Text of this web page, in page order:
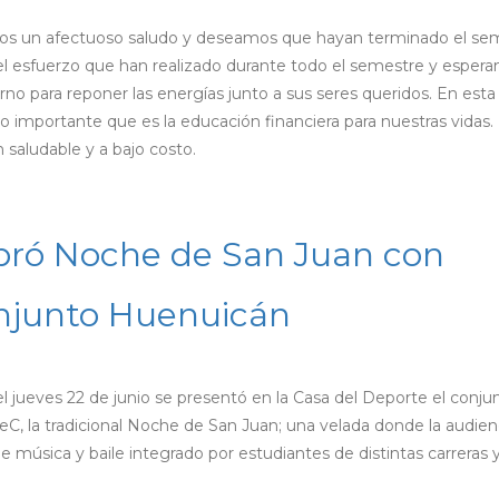
un afectuoso saludo y deseamos que hayan terminado el
esfuerzo que han realizado durante todo el semestre y
para reponer las energías junto a sus seres queridos. En esta
que es la educación financiera para nuestras vidas.
y a bajo costo.
Noche de San Juan con
Huenuicán
22 de junio se presentó en la Casa del Deporte el
la tradicional Noche de San Juan; una velada donde la
música y baile integrado por estudiantes de distintas carreras